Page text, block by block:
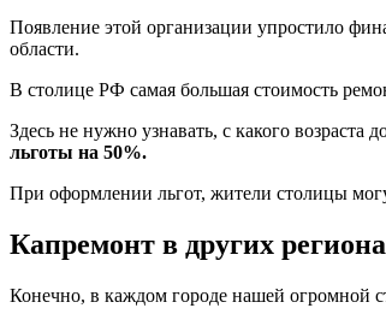
Появление этой организации упростило
области.
В столице РФ самая большая стоимость
Здесь не нужно узнавать, с какого
льготы на 50%.
При оформлении льгот, жители столицы
Капремонт в других
Конечно, в каждом городе нашей огромной